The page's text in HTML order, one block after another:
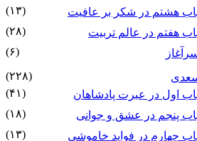
هشتم در شکر بر عافیت
(۱۳)
هفتم در عالم تربیت
(۲۸)
(۶)
(۲۲۸)
اول در عبرت پادشاهان
(۴۱)
پنجم در عشق و جوانى
(۱۸)
چهارم در فواید خاموشى
(۱۳)